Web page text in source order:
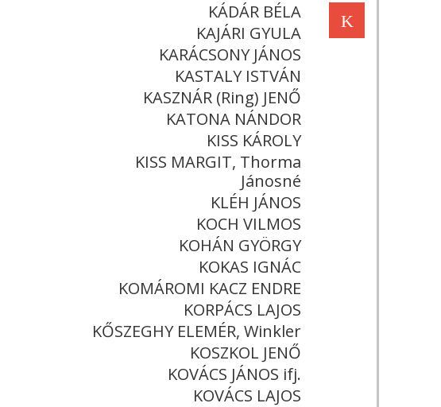
K
KÁDÁR BÉLA
KAJÁRI GYULA
KARÁCSONY JÁNOS
KASTALY ISTVÁN
KASZNÁR (Ring) JENŐ
KATONA NÁNDOR
KISS KÁROLY
KISS MARGIT, Thorma
Jánosné
KLÉH JÁNOS
KOCH VILMOS
KOHÁN GYÖRGY
KOKAS IGNÁC
KOMÁROMI KACZ ENDRE
KORPÁCS LAJOS
KŐSZEGHY ELEMÉR, Winkler
KOSZKOL JENŐ
KOVÁCS JÁNOS ifj.
KOVÁCS LAJOS